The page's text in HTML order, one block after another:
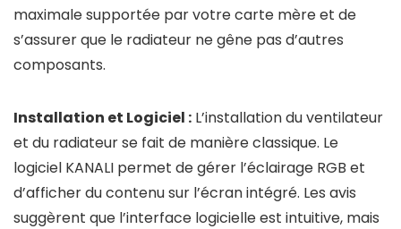
maximale supportée par votre carte mère et de
s’assurer que le radiateur ne gêne pas d’autres
composants.
Installation et Logiciel : L’installation du ventilateur
et du radiateur se fait de manière classique. Le
logiciel KANALI permet de gérer l’éclairage RGB et
d’afficher du contenu sur l’écran intégré. Les avis
suggèrent que l’interface logicielle est intuitive, mais